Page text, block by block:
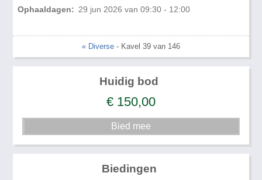
Ophaaldagen: 29 jun 2026 van 09:30 - 12:00
« Diverse - Kavel 39 van 146
Huidig bod
€ 150,00
Biedingen